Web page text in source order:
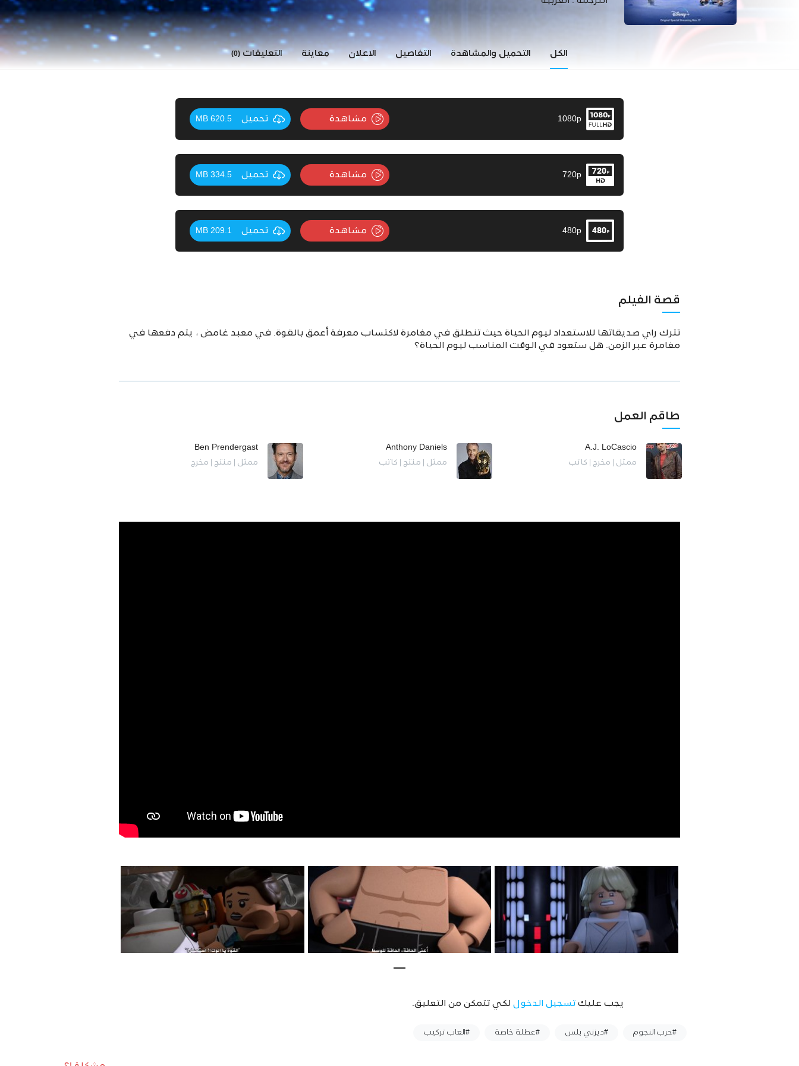
الكل التحميل والمشاهدة التفاصيل الاعلان معاينة التعليقات (0)
1080p مشاهدة تحميل 620.5 MB
720p مشاهدة تحميل 334.5 MB
480p مشاهدة تحميل 209.1 MB
قصة الفيلم
تترك راي صديقاتها للاستعداد ليوم الحياة حيث تنطلق في مغامرة لاكتساب معرفة أعمق بالقوة. في معبد غامض ، يتم دفعها في
مغامرة عبر الزمن. هل ستعود في الوقت المناسب ليوم الحياة؟
طاقم العمل
A.J. LoCascio
ممثل | مخرج | كاتب
Anthony Daniels
ممثل | منتج | كاتب
Ben Prendergast
ممثل | منتج | مخرج
يجب عليك تسجيل الدخول لكي تتمكن من التعليق.
#حرب النجوم #ديزني بلس #عطلة خاصة #العاب تركيب